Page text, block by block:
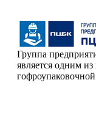
Группа
является одним